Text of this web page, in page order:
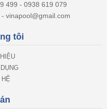
499 - 0938 619 079
vinapool@gmail.com
tôi
HỆ